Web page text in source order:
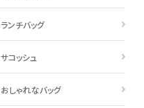
うちわ・扇子・ファン全
般
アウトドア・レジャーグ
ッズ全般
あったかグッズ全般
お菓子・食品・飲料全般
ランチバッグ
サコッシュ
おしゃれなバッグ